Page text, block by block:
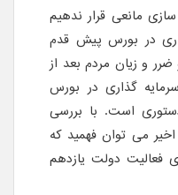
مانعی قرار ندهیم
در بورس پیش قدم
و زیان مردم بعد از
گذاری در بورس
است. با بررسی
می توان فهمید که
فعالیت دولت یازدهم